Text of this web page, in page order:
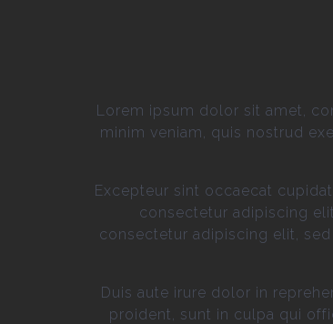
Lorem ipsum dolor sit amet,
minim veniam, quis nostrud
Excepteur sint occaecat
consectetur adipiscing
consectetur adipiscing elit,
Duis aute irure dolor in
proident, sunt in culpa qui